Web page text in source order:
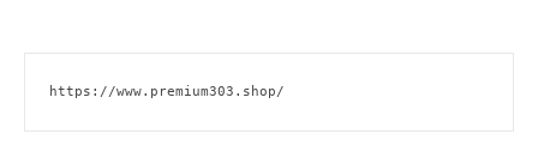
https://www.premium303.shop/